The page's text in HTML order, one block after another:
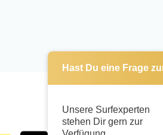
Hast Du eine Frage
Unsere Surfexperten
stehen Dir gern zur